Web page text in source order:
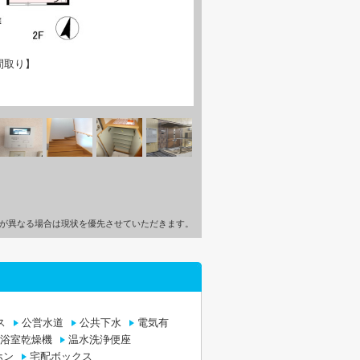
り】
なる場合は現状を優先させていただきます。
公営水道 公共下水
電気有
浴室乾燥機
温水洗浄便座
ン
宅配ボックス